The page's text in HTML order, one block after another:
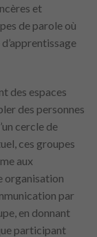
et
de parole où
des espaces
des personnes
cercle de
ces groupes
aux
organisation
par
en donnant
participant